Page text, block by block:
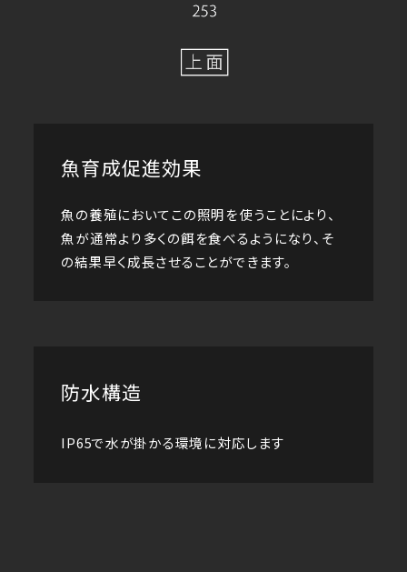
魚育成促進効果
魚の養殖においてこの照明を使うことにより、
魚が通常より多くの餌を食べるようになり、そ
の結果早く成長させることができます。
防水構造
IP65で水が掛かる環境に対応します